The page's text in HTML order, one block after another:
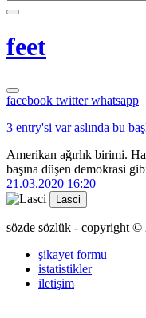
feet
facebook twitterwhatsapp
3 entry'si var aslında bu
Amerikan ağırlık birimi.
başına düşen demokrasi
21.03.2020 16:20
Lasci
sözde sözlük - copyright ©
şikayet formu
istatistikler
iletişim